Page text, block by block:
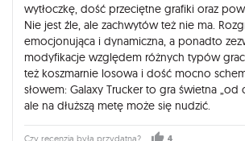
wytłoczkę, dość przeciętne grafiki oraz
Nie jest źle, ale zachwytów też nie ma.
emocjonująca i dynamiczna, a ponadto
modyfikacje względem różnych typów
też koszmarnie losowa i dość mocno
słowem: Galaxy Trucker to gra świetna „od
ale na dłuższą metę może się nudzić.
Czy recenzja była przydatna?